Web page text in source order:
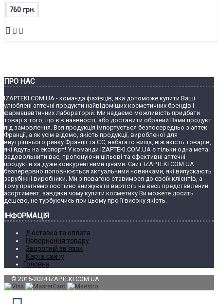
760 грн.
ПРО НАС
IZAPTEKI.COM.UA - команда фахівців, яка допоможе купити Ваші
улюблені аптечні продукти найвідоміших косметичних брендів і
фармацевтичних лабораторій. Ми надаємо можливість придбати
товар з того, що є в наявності, або доставити обраний Вами продукт
під замовлення. Вся продукція імпортується безпосередньо з аптек
Франції, а як усім відомо, якість продукції, виробленої для
внутрішнього ринку Франції та ЄС, набагато вища, ніж якість товарів,
які йдуть на експорт! У команди IZAPTEKI.COM.UA є тільки одна мета:
задовольнити вас, пропонуючи цільові та ефективні аптечні
продукти за дуже конкурентними цінами. Сайт IZAPTEKI.COM.UA
безперервно поповнюється актуальними новинками, які випускають
зарубіжні виробники. Ми з повагою ставимося до своїх клієнтів, а
тому прагнемо постійно знижувати вартість на весь представлений
асортимент, завдяки чому купити косметику Ви можете досить
дешево, не турбуючись при цьому про її високу якість.
ІНФОРМАЦІЯ
Доставка та оплата
Повернення товару
Зворотній зв’язок
Карта сайту
Головна
© 2015-2024 IZAPTEKI.COM.UA